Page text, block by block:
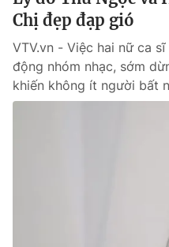
Chính trị
Xã hội
Pháp luật
Chị đẹp đạp gió
VTV.vn - Việc hai nữ ca
động nhóm nhạc, sớm
khiến không ít người bất